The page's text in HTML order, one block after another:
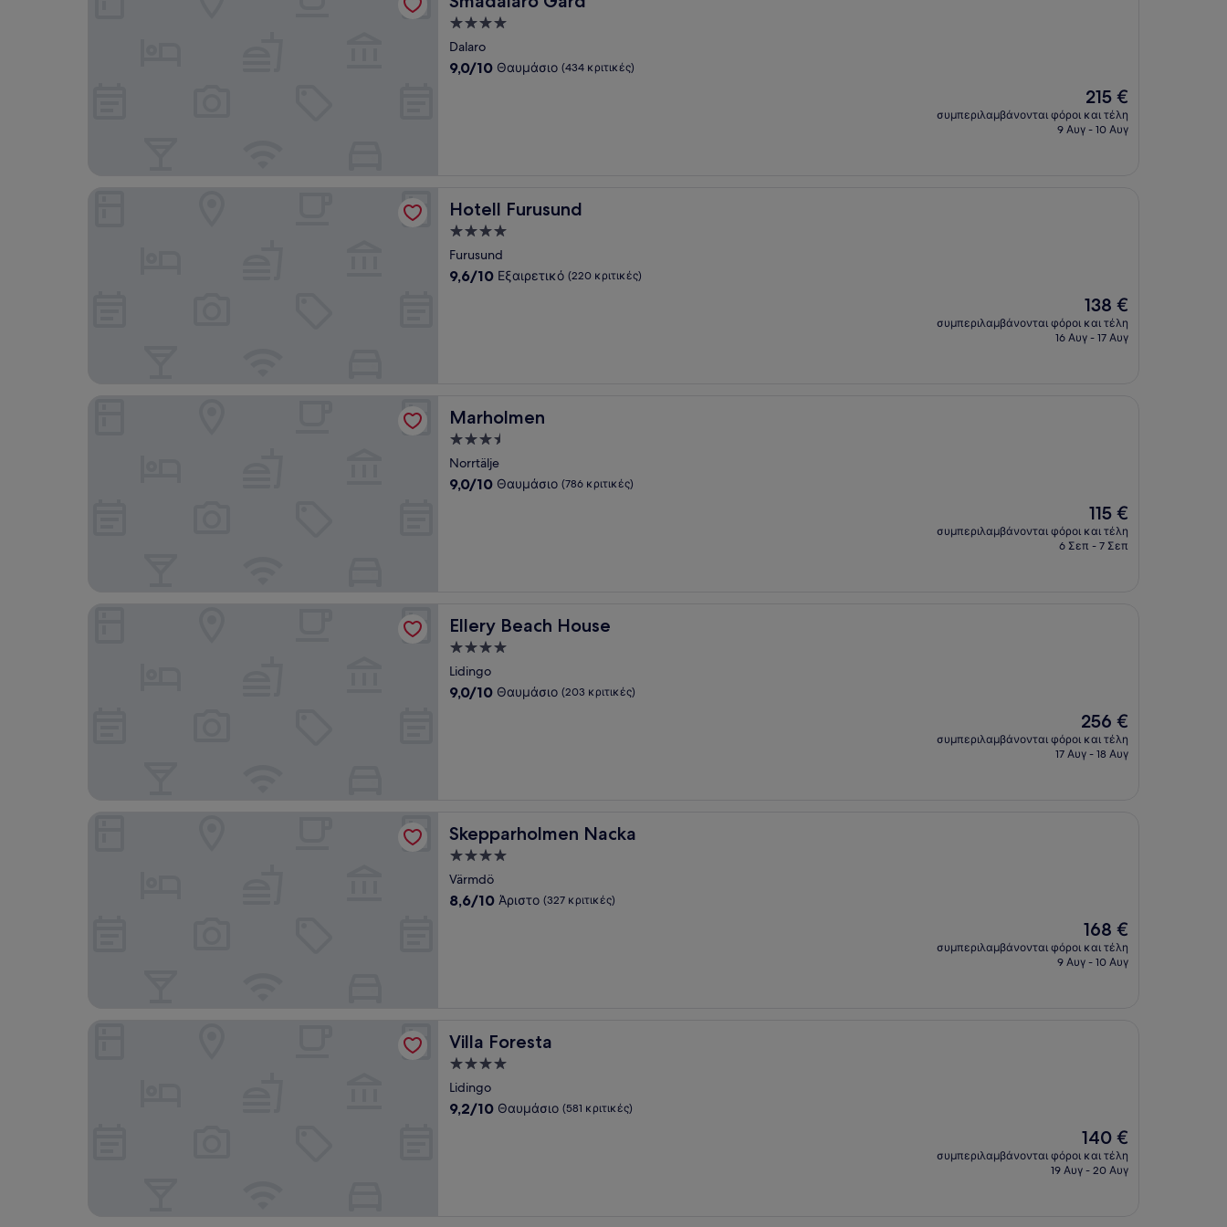
Κατάλυμα
με
4.0
Dalaro
9.0
9,0/10 Θαυμάσιο (434 κριτικές)
Η
τιμή
είναι
215 €
συμπεριλαμβάνονται φόροι και τέλη
9 Αυγ - 10 Αυγ
Hotell Furusund
Hotell Furusund
Κατάλυμα
με
4.0
Furusund
9.6
9,6/10 Εξαιρετικό (220 κριτικές)
Η
τιμή
είναι
138 €
συμπεριλαμβάνονται φόροι και τέλη
16 Αυγ - 17 Αυγ
Marholmen
Marholmen
Κατάλυμα
με
3.5
Norrtälje
9.0
9,0/10 Θαυμάσιο (786 κριτικές)
Η
τιμή
είναι
115 €
συμπεριλαμβάνονται φόροι και τέλη
6 Σεπ - 7 Σεπ
Ellery Beach House
Ellery Beach House
Κατάλυμα
με
4.0
Lidingo
9.0
9,0/10 Θαυμάσιο (203 κριτικές)
Η
τιμή
είναι
256 €
συμπεριλαμβάνονται φόροι και τέλη
17 Αυγ - 18 Αυγ
Skepparholmen Nacka
Skepparholmen Nacka
Κατάλυμα
με
4.0
Värmdö
8.6
8,6/10 Άριστο (327 κριτικές)
Η
τιμή
είναι
168 €
συμπεριλαμβάνονται φόροι και τέλη
9 Αυγ - 10 Αυγ
Villa Foresta
Villa Foresta
Κατάλυμα
με
4.0
Lidingo
9.2
9,2/10 Θαυμάσιο (581 κριτικές)
Η
τιμή
είναι
140 €
συμπεριλαμβάνονται φόροι και τέλη
19 Αυγ - 20 Αυγ